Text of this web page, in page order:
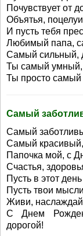
Почувствует от
Объятья,
И пусть тебя
Любимый папа,
Самый сильный,
Ты самый умный,
Ты просто
Самый
Самый
Самый
Папочка мой, с
Счастья,
Пусть в этот
Пусть твои
Живи,
С Днем
дорогой!